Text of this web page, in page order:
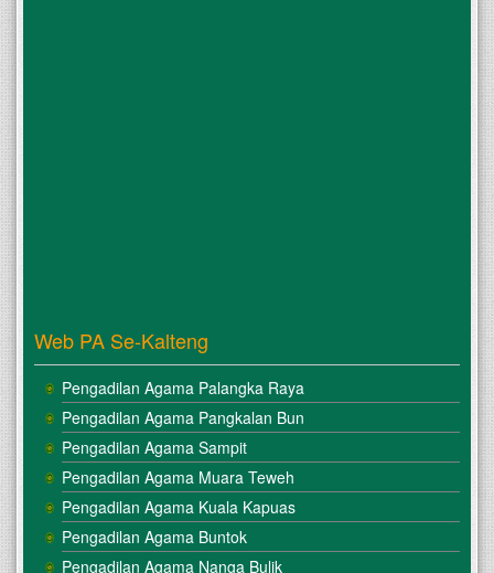
Web PA Se-Kalteng
Pengadilan Agama Palangka Raya
Pengadilan Agama Pangkalan Bun
Pengadilan Agama Sampit
Pengadilan Agama Muara Teweh
Pengadilan Agama Kuala Kapuas
Pengadilan Agama Buntok
Pengadilan Agama Nanga Bulik